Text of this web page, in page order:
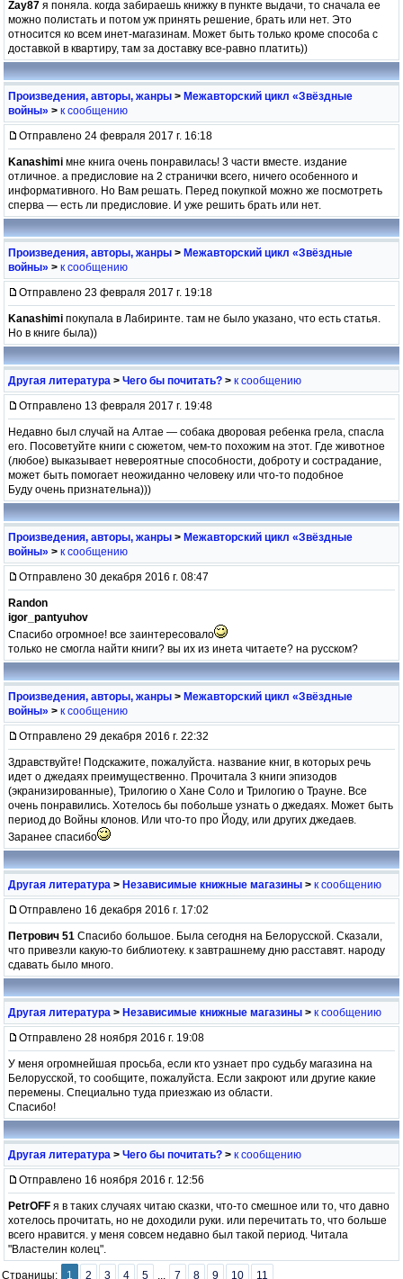
Zay87 я поняла. когда забираешь книжку в пункте выдачи, то сначала ее
можно полистать и потом уж принять решение, брать или нет. Это
относится ко всем инет-магазинам. Может быть только кроме способа с
доставкой в квартиру, там за доставку все-равно платить))
Произведения, авторы, жанры > Межавторский цикл «Звёздные
войны» > к сообщению
Отправлено 24 февраля 2017 г. 16:18
Kanashimi мне книга очень понравилась! 3 части вместе. издание
отличное. а предисловие на 2 странички всего, ничего особенного и
информативного. Но Вам решать. Перед покупкой можно же посмотреть
сперва — есть ли предисловие. И уже решить брать или нет.
Произведения, авторы, жанры > Межавторский цикл «Звёздные
войны» > к сообщению
Отправлено 23 февраля 2017 г. 19:18
Kanashimi покупала в Лабиринте. там не было указано, что есть статья.
Но в книге была))
Другая литература > Чего бы почитать? > к сообщению
Отправлено 13 февраля 2017 г. 19:48
Недавно был случай на Алтае — собака дворовая ребенка грела, спасла
его. Посоветуйте книги с сюжетом, чем-то похожим на этот. Где животное
(любое) выказывает невероятные способности, доброту и сострадание,
может быть помогает неожиданно человеку или что-то подобное
Буду очень признательна)))
Произведения, авторы, жанры > Межавторский цикл «Звёздные
войны» > к сообщению
Отправлено 30 декабря 2016 г. 08:47
Randon
igor_pantyuhov
Спасибо огромное! все заинтересовало
только не смогла найти книги? вы их из инета читаете? на русском?
Произведения, авторы, жанры > Межавторский цикл «Звёздные
войны» > к сообщению
Отправлено 29 декабря 2016 г. 22:32
Здравствуйте! Подскажите, пожалуйста. название книг, в которых речь
идет о джедаях преимущественно. Прочитала 3 книги эпизодов
(экранизированные), Трилогию о Хане Соло и Трилогию о Трауне. Все
очень понравились. Хотелось бы побольше узнать о джедаях. Может быть
период до Войны клонов. Или что-то про Йоду, или других джедаев.
Заранее спасибо
Другая литература > Независимые книжные магазины > к сообщению
Отправлено 16 декабря 2016 г. 17:02
Петрович 51 Спасибо большое. Была сегодня на Белорусской. Сказали,
что привезли какую-то библиотеку. к завтрашнему дню расставят. народу
сдавать было много.
Другая литература > Независимые книжные магазины > к сообщению
Отправлено 28 ноября 2016 г. 19:08
У меня огромнейшая просьба, если кто узнает про судьбу магазина на
Белорусской, то сообщите, пожалуйста. Если закроют или другие какие
перемены. Специально туда приезжаю из области.
Спасибо!
Другая литература > Чего бы почитать? > к сообщению
Отправлено 16 ноября 2016 г. 12:56
PetrOFF я в таких случаях читаю сказки, что-то смешное или то, что давно
хотелось прочитать, но не доходили руки. или перечитать то, что больше
всего нравится. у меня совсем недавно был такой период. Читала
"Властелин колец".
Страницы: 1 2 3 4 5 ... 7 8 9 10 11